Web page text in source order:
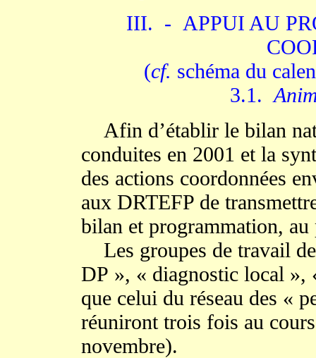
III. - APPUI AU
(cf. schéma du
3.1.
Afin d’établir le bilan
conduites en 2001 et la
des actions coordonnées
aux DRTEFP de
bilan et programmation,
Les groupes de travail
DP », « diagnostic local »,
que celui du réseau des «
réuniront trois fois au
novembre).